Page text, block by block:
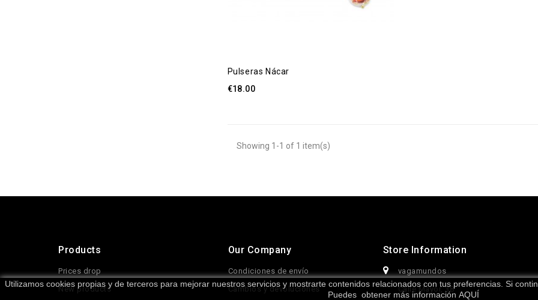
Utilizamos cookies propias y de terceros para mejorar nuestros servicios y mostrarte contenidos relacionados con tus preferencias. Si
Puedes obtener más información AQUÍ
Pulseras Nácar
€18.00
Showing 1-1 of 1 item(s)
Products
Prices drop
New products
Our Company
Condiciones de envío
Cambios y devoluciones
Store Information
vagamundos
Calle Mayor, 38